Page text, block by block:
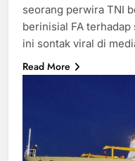
seorang perwira TNI
berinisial FA
ini sontak viral di
Read More